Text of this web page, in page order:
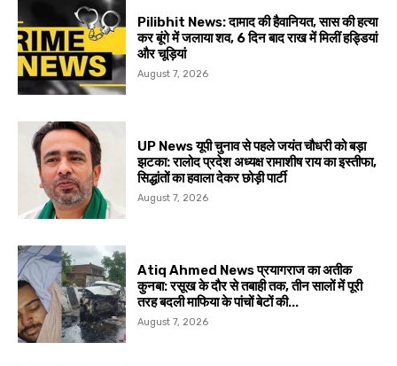
Pilibhit News: दामाद की हैवानियत, सास की हत्या
कर बूंगे में जलाया शव, 6 दिन बाद राख में मिलीं हड्डियां
और चूड़ियां
August 7, 2026
UP News यूपी चुनाव से पहले जयंत चौधरी को बड़ा
झटका: रालोद प्रदेश अध्यक्ष रामाशीष राय का इस्तीफा,
सिद्धांतों का हवाला देकर छोड़ी पार्टी
August 7, 2026
Atiq Ahmed News प्रयागराज का अतीक
कुनबा: रसूख के दौर से तबाही तक, तीन सालों में पूरी
तरह बदली माफिया के पांचों बेटों की...
August 7, 2026